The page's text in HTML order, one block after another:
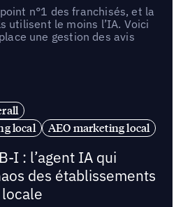
n°1 des franchisés, et la
utilisent le moins l’IA. Voici
une gestion des avis
local
AEO marketing local
I : l’agent IA qui
des établissements